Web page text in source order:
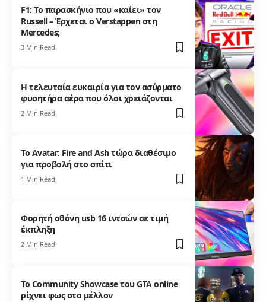
F1: Το παρασκήνιο που «καίει» τον
Russell – Έρχεται ο Verstappen στη
Mercedes;
3 Min Read
Η τελευταία ευκαιρία για τον ασύρματο
φυσητήρα αέρα που όλοι χρειάζονται
2 Min Read
Το Avatar: Fire and Ash τώρα διαθέσιμο
για προβολή στο σπίτι
1 Min Read
Φορητή οθόνη usb 16 ιντσών σε τιμή
έκπληξη
2 Min Read
Το Community Showcase του GTA online
ρίχνει φως στο μέλλον